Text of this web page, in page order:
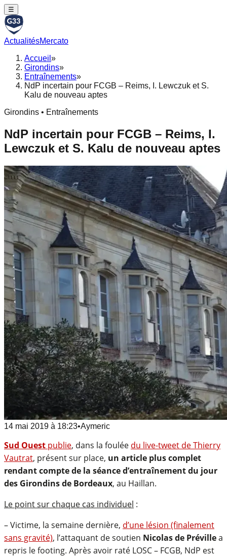
☰
ActualitésMercato
Accueil »
Girondins»
Entraînements»
NdP incertain pour FCGB – Reims, I. Lewczuk et S.
Kalu de nouveau aptes
Girondins • Entraînements
NdP incertain pour FCGB – Reims, I.
Lewczuk et S. Kalu de nouveau aptes
14 mai 2019 à 18:23•Aymeric
Sud Ouest publie, dans la foulée du live-tweet de Thierry
Vautrat, présent sur place, un article plus complet
rendant compte de la séance d’entraînement du jour
des Girondins de Bordeaux, au Haillan.
Le point sur chaque cas individuel :
– Victime, la semaine dernière, d’une lésion (finalement
sans gravité), l’attaquant de soutien Nicolas de Prévillea
repris le footing. Après avoir raté LOSC – FCGB, NdP est